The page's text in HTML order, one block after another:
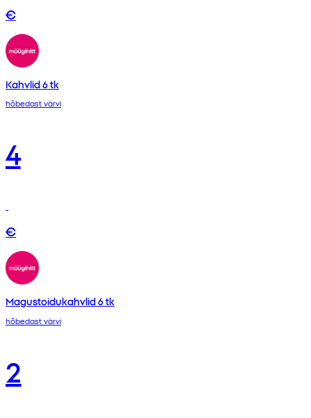
€
Kahvlid 6 tk
hõbedast värvi
4
€
Magustoidukahvlid 6 tk
hõbedast värvi
2